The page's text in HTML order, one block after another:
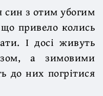
син з отим убогим
привело колись
І досі живуть
а зимовими
до них погрітися